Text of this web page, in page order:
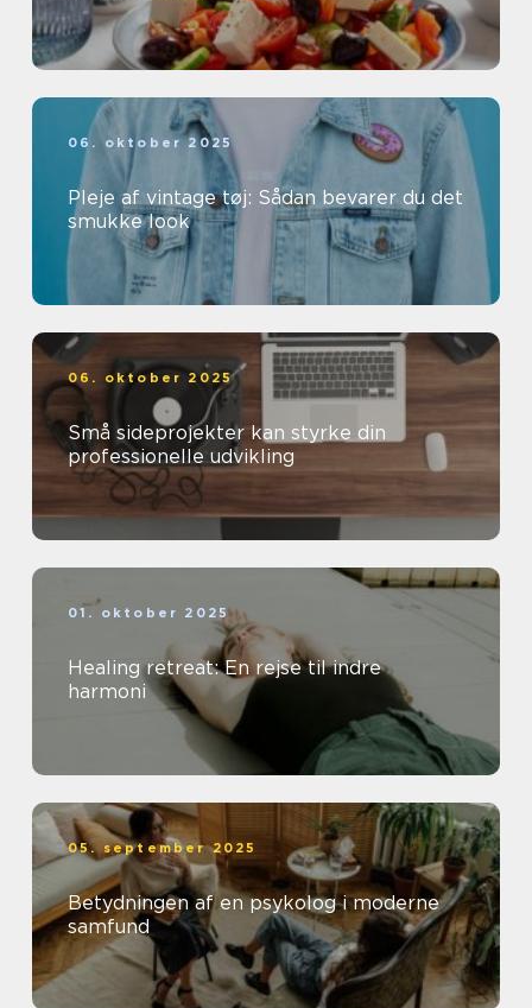
06. oktober 2025
Pleje af vintage tøj: Sådan bevarer du det
smukke look
06. oktober 2025
Små sideprojekter kan styrke din
professionelle udvikling
01. oktober 2025
Healing retreat: En rejse til indre
harmoni
05. september 2025
Betydningen af en psykolog i moderne
samfund